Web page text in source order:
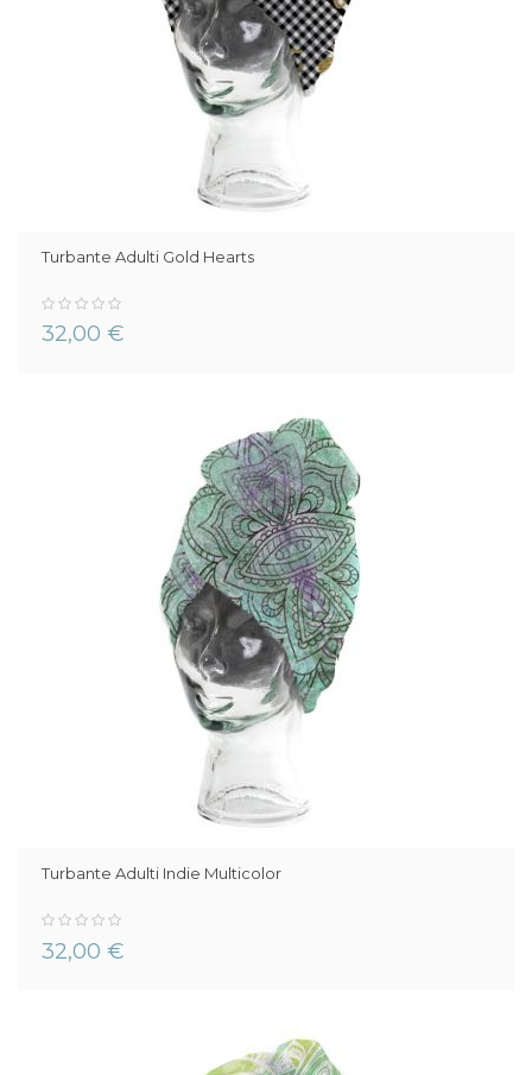
Turbante Adulti Gold Hearts
0%
32,00 €
Turbante Adulti Indie Multicolor
0%
32,00 €